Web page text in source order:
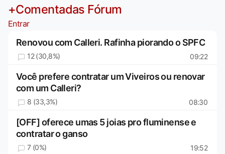
+Comentadas Fórum
Entrar
Renovou com Calleri. Rafinha piorando o SPFC
12 (30,8%) 09:22
Você prefere contratar um Viveiros ou renovar
com um Calleri?
8 (33,3%) 08:30
[OFF] oferece umas 5 joias pro fluminense e
contratar o ganso
7 (0%) 19:52